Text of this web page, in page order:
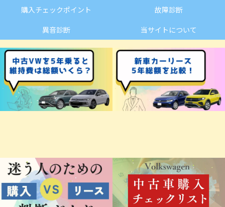
購入チェックポイント
故障診断
異音診断
当サイトについて